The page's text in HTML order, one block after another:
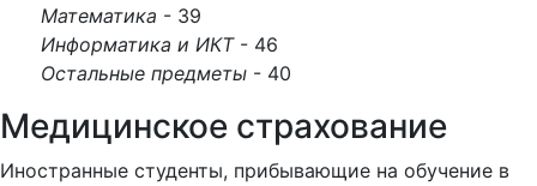
Математика - 39
Информатика и ИКТ- 46
Остальные предметы - 40
Медицинское страхование
Иностранные студенты, прибывающие на обучение в